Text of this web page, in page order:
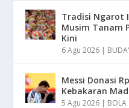
Tradisi Ngarot
Musim Tanam
Kini
6 Agu 2026 |
Messi Donasi
Kebakaran
5 Agu 2026 | BOLA